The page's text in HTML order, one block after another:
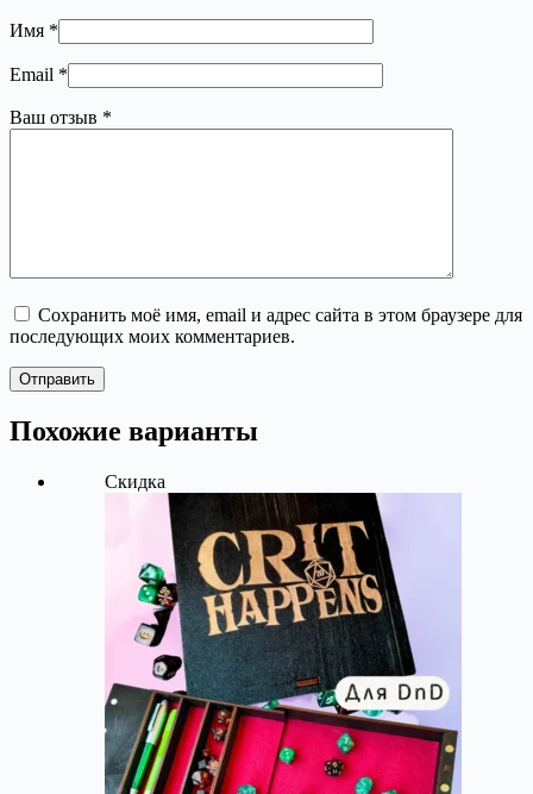
Имя *
Email *
Ваш отзыв *
Сохранить моё имя, email и адрес сайта в этом браузере для
последующих моих комментариев.
Отправить
Похожие варианты
Скидка